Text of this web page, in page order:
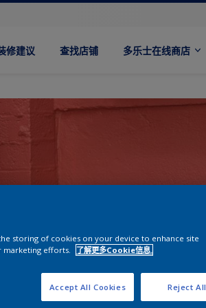
修建议 查找店铺 多乐士在线商店
storing of cookies on your device to enhance site
marketing efforts.
了解更多Cookie信息.
Reject All
Accept All Cookies